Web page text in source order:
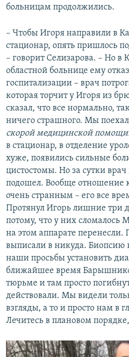
больницам продолжились.
– Чтобы Игоря направили в
стационар, опять пришлось
– говорит Селизарова. – Но в
областной больнице ему
госпитализации – врач
которая торчит у Игоря из
сказал, что все нормально,
ничего страшного. Мы
скорой медицинской
в стационар, в отделение
хуже, появились сильные
цистостомы. Но за сутки
подошел. Вообще
очень странным – его все
Протянул Игорь лишние три
потому, что у них сломалось
на этом аппарате перенесли.
выписали в никуда. Биопсию
наши просьбы установить
ближайшее время
тюрьме и там просто
действовали. Мы видели
взгляды, а то и просто нам в
Лечитесь в плановом